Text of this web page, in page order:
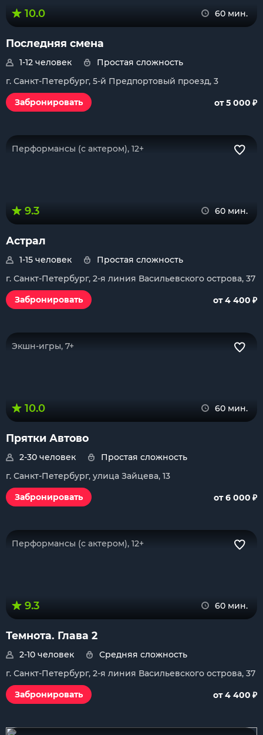
10.0 60 мин.
Последняя смена
1-12 человек
Простая сложность
г. Санкт-Петербург, 5-й Предпортовый проезд, 3
Забронировать
от 5 000 ₽
Перформансы (с актером), 12+
9.3 60 мин.
Астрал
1-15 человек
Простая сложность
г. Санкт-Петербург, 2-я линия Васильевского острова, 37
Забронировать
от 4 400 ₽
Экшн-игры, 7+
10.0 60 мин.
Прятки Автово
2-30 человек
Простая сложность
г. Санкт-Петербург, улица Зайцева, 13
Забронировать
от 6 000 ₽
Перформансы (с актером), 12+
9.3 60 мин.
Темнота. Глава 2
2-10 человек
Средняя сложность
г. Санкт-Петербург, 2-я линия Васильевского острова, 37
Забронировать
от 4 400 ₽